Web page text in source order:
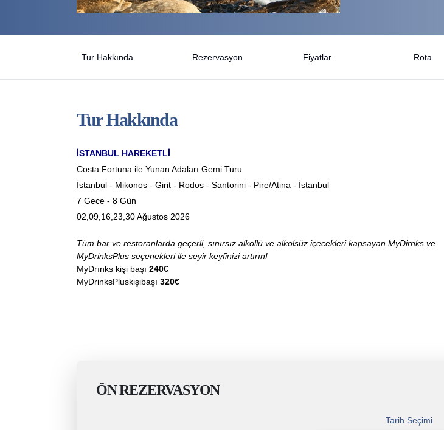
Tur Hakkında Rezervasyon Fiyatlar Rota
Tur Hakkında
İSTANBUL HAREKETLİ
Costa Fortuna ile Yunan Adaları Gemi Turu
İstanbul - Mikonos - Girit - Rodos - Santorini - Pire/Atina - İstanbul
7 Gece - 8 Gün
02,09,16,23,30 Ağustos 2026
Tüm bar ve restoranlarda geçerli, sınırsız alkollü ve alkolsüz içecekleri kapsayan MyDirnks ve
MyDrinksPlus seçenekleri ile seyir keyfinizi artırın!
MyDrınks kişi başı 240€
MyDrinksPluskişibaşı 320€
ÖN REZERVASYON
Tarih Seçimi